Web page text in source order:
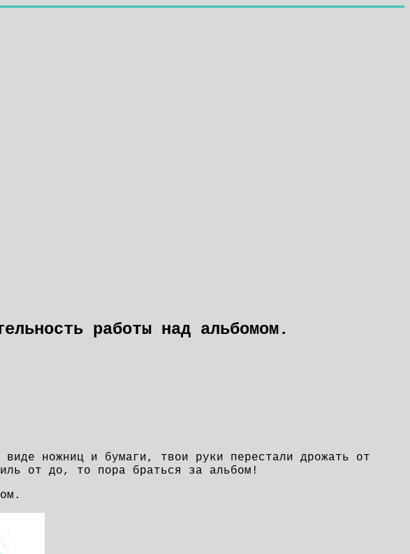
работы над альбомом.
ножниц и бумаги, твои руки перестали дрожать от
от до, то пора браться за альбом!